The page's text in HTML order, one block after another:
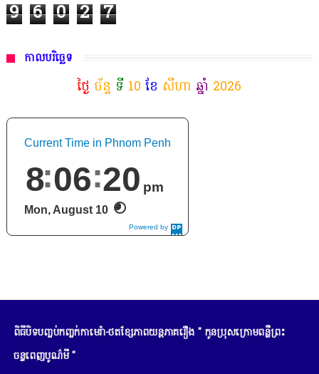
9 6 0 2 7
កាលបរិច្ឆេទ
ថ្ងៃ ច័ន្ទ ទី 10 ខែ សីហា ឆ្នាំ 2026
Powered by
DaysPedia.c
Current Time in Phnom Penh
8 06 22 pm
Mon, August 10
ពិធីបិទបញ្ចប់កញ្ចក់កាមេរ៉ា-ថតខ្សែភាពយន្តភាគរឿង " កូនប្រុសក្រោមពន្លឺព្រះ
ចន្ទពេញបូណ៌មី "